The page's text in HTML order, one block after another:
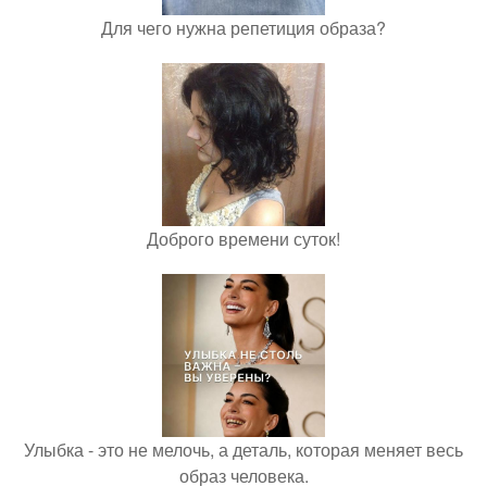
Для чего нужна репетиция образа?
Доброго времени суток!
Улыбка - это не мелочь, а деталь, которая меняет весь
образ человека.